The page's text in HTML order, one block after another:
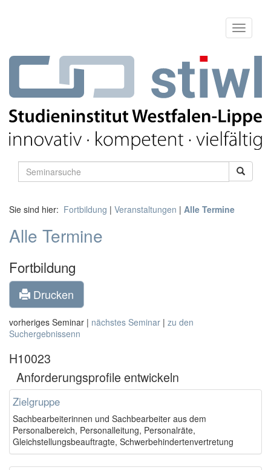
Sie sind hier: Fortbildung | Veranstaltungen | Alle Termine
Alle Termine
Fortbildung
Drucken
vorheriges Seminar | nächstes Seminar | zu den
Suchergebnissenn
H10023
Anforderungsprofile entwickeln
Zielgruppe
Sachbearbeiterinnen und Sachbearbeiter aus dem
Personalbereich, Personalleitung, Personalräte,
Gleichstellungsbeauftragte, Schwerbehindertenvertretung